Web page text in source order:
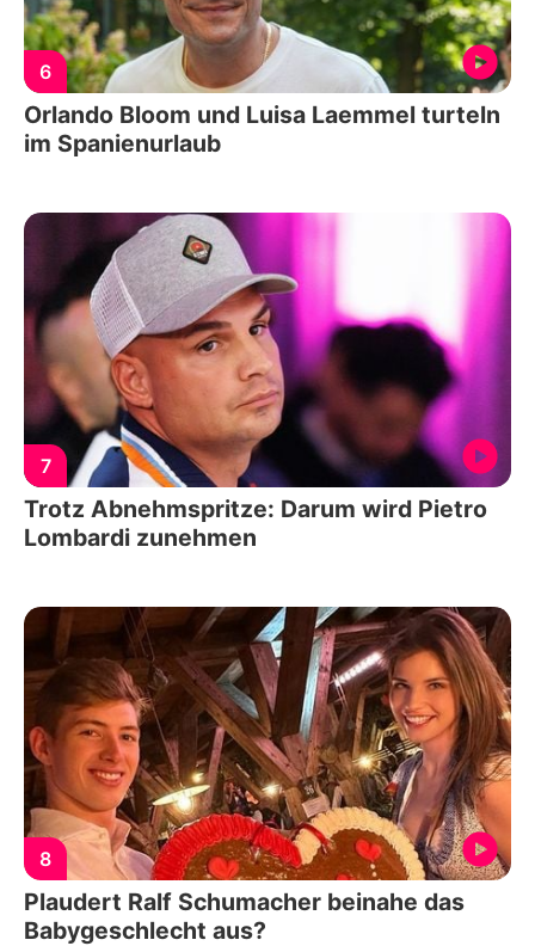
6
Orlando Bloom und Luisa Laemmel turteln
im Spanienurlaub
7
Trotz Abnehmspritze: Darum wird Pietro
Lombardi zunehmen
8
Plaudert Ralf Schumacher beinahe das
Babygeschlecht aus?